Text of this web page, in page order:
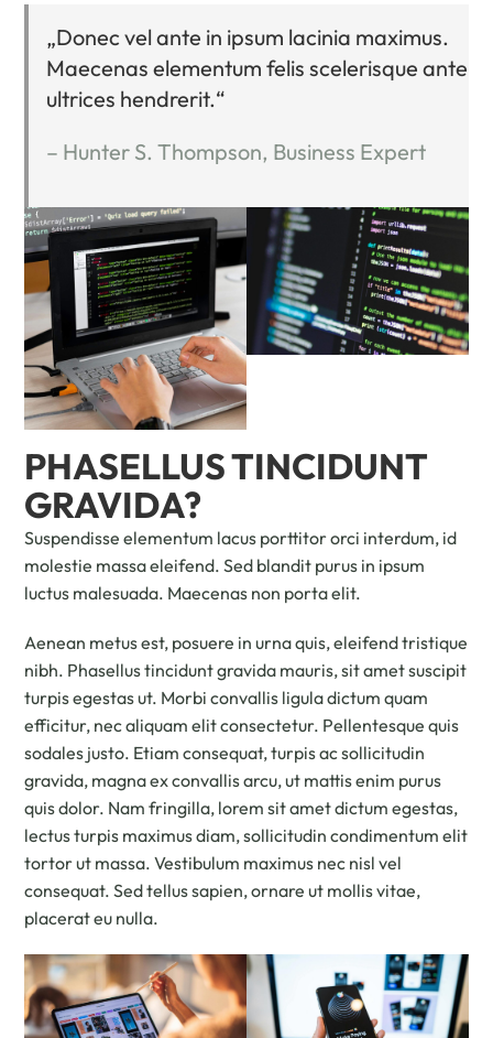
„Donec vel ante in ipsum lacinia maximus.
Maecenas elementum felis scelerisque ante
ultrices hendrerit.“
– Hunter S. Thompson, Business Expert
PHASELLUS TINCIDUNT
GRAVIDA?
Suspendisse elementum lacus porttitor orci interdum, id
molestie massa eleifend. Sed blandit purus in ipsum
luctus malesuada. Maecenas non porta elit.
Aenean metus est, posuere in urna quis, eleifend tristique
nibh. Phasellus tincidunt gravida mauris, sit amet suscipit
turpis egestas ut. Morbi convallis ligula dictum quam
efficitur, nec aliquam elit consectetur. Pellentesque quis
sodales justo. Etiam consequat, turpis ac sollicitudin
gravida, magna ex convallis arcu, ut mattis enim purus
quis dolor. Nam fringilla, lorem sit amet dictum egestas,
lectus turpis maximus diam, sollicitudin condimentum elit
tortor ut massa. Vestibulum maximus nec nisl vel
consequat. Sed tellus sapien, ornare ut mollis vitae,
placerat eu nulla.